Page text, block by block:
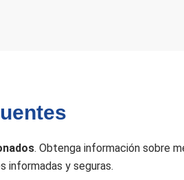
. Obtenga información sobre
informadas y seguras.